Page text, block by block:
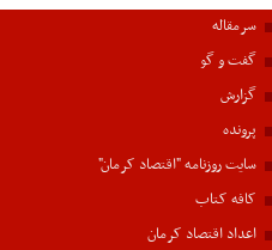
سرمقاله
گفت و گو
گزارش
پرونده
سایت روزنامه "اقتصاد کرمان"
کافه کتاب
اعداد اقتصاد کرمان